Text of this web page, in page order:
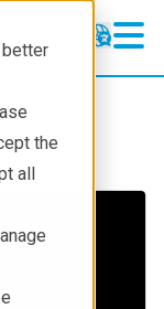
the
all